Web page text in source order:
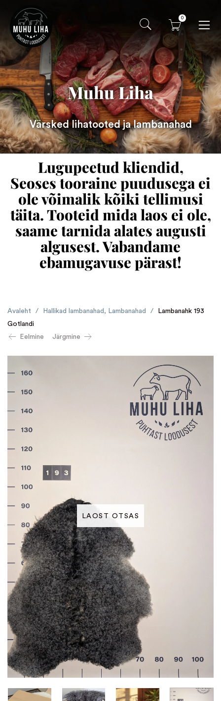
0
Muhu Liha
Värsked lihatooted ja lambanahad
Lugupeetud kliendid,
Seoses tooraine puudusega ei
ole võimalik kõiki tellimusi
täita. Tooteid mida laos ei ole,
saame tarnida alates augusti
algusest. Vabandame
ebamugavuse pärast!
Avaleht / Hallikad lambanahad , Lambanahad /
Lambanahk 193
Gotlandi
Eelmine
Järgmine
LAOST OTSAS